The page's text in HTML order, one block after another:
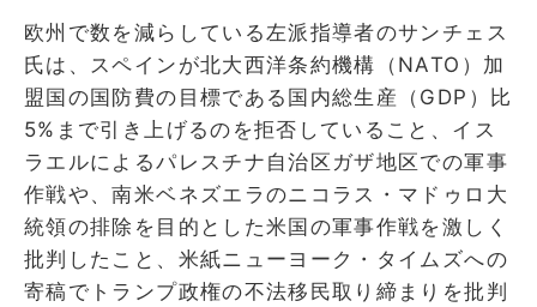
欧州で数を減らしている左派指導者のサンチェス
氏は、スペインが北大西洋条約機構（NATO）加
盟国の国防費の目標である国内総生産（GDP）比
5%まで引き上げるのを拒否していること、イス
ラエルによるパレスチナ自治区ガザ地区での軍事
作戦や、南米ベネズエラのニコラス・マドゥロ大
統領の排除を目的とした米国の軍事作戦を激しく
批判したこと、米紙ニューヨーク・タイムズへの
寄稿でトランプ政権の不法移民取り締まりを批判